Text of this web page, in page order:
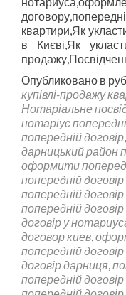
квартири,Як
в Києві,Як
Опубликовано в
купівлі-продажу
Нотаріальне
нотаріус
попередній договір
дарницький район
оформити
попередній
попередній
попередній
договір у
договор киев
попередній
договір дарниця
попередній